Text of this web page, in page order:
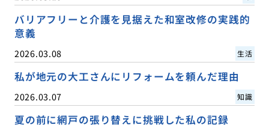
バリアフリーと介護を見据えた和室改修の実践的
意義
2026.03.08 生活
私が地元の大工さんにリフォームを頼んだ理由
2026.03.07 知識
夏の前に網戸の張り替えに挑戦した私の記録